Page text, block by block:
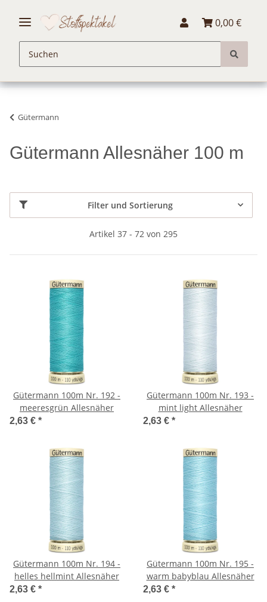
0,00 €
Gütermann
Gütermann Allesnäher 100 m
Filter und Sortierung
Artikel 37 - 72 von 295
Gütermann 100m Nr. 192 -
meeresgrün Allesnäher
2,63 € *
Gütermann 100m Nr. 193 -
mint light Allesnäher
2,63 € *
Gütermann 100m Nr. 194 -
helles hellmint Allesnäher
2,63 € *
Gütermann 100m Nr. 195 -
warm babyblau Allesnäher
2,63 € *